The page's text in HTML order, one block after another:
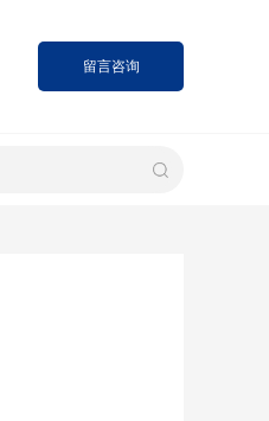
留言咨询